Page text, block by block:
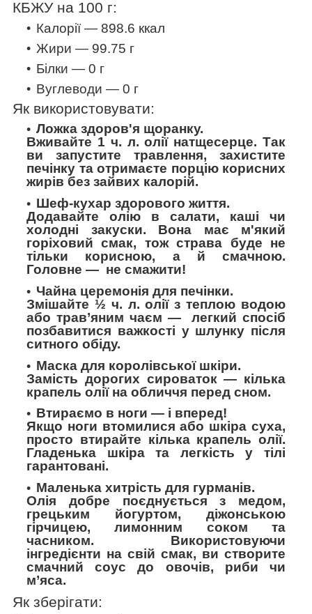
КБЖУ на 100 г:
Калорії — 898.6 ккал
Жири — 99.75 г
Білки — 0 г
Вуглеводи — 0 г
Як використовувати:
Ложка здоров'я щоранку.
Вживайте 1 ч. л. олії натщесерце. Так
ви запустите травлення, захистите
печінку та отримаєте порцію корисних
жирів без зайвих калорій.
Шеф-кухар здорового життя.
Додавайте олію в салати, каші чи
холодні закуски. Вона має м'який
горіховий смак, тож страва буде не
тільки корисною, а й смачною.
Головне — не смажити!
Чайна церемонія для печінки.
Змішайте ½ ч. л. олії з теплою водою
або трав’яним чаєм — легкий спосіб
позбавитися важкості у шлунку після
ситного обіду.
Маска для королівської шкіри.
Замість дорогих сироваток— кілька
крапель олії на обличчя перед сном.
Втираємо в ноги — і вперед!
Якщо ноги втомилися або шкіра суха,
просто втирайте кілька крапель олії.
Гладенька шкіра та легкість у тілі
гарантовані.
Маленька хитрість для гурманів.
Олія добре поєднується з медом,
грецьким йогуртом, діжонською
гірчицею, лимонним соком та
часником. Використовуючи
інгредієнти на свій смак, ви створите
смачний соус до овочів, риби чи
м’яса.
Як зберігати: